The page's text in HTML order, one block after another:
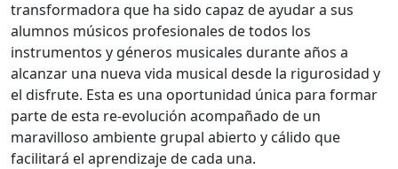
transformadora que ha sido capaz de ayudar a sus
alumnos músicos profesionales de todos los
instrumentos y géneros musicales durante años a
alcanzar una nueva vida musical desde la rigurosidad y
el disfrute. Esta es una oportunidad única para formar
parte de esta re-evolución acompañado de un
maravilloso ambiente grupal abierto y cálido que
facilitará el aprendizaje de cada una.